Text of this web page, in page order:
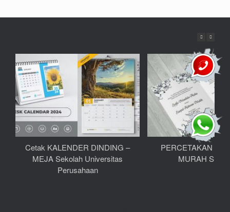
Cetak KALENDER DINDING –
MEJA Sekolah Universitas
Perusahaan
PERCETAKAN
MURAH